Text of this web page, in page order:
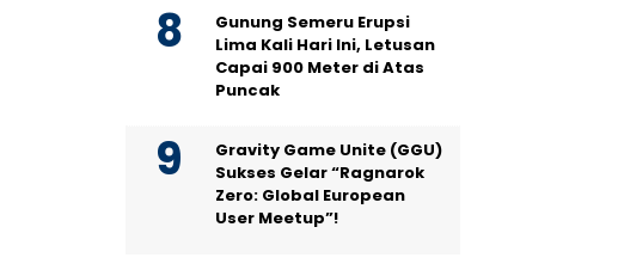
Gunung Semeru Erupsi
Lima Kali Hari Ini, Letusan
Capai 900 Meter di Atas
Puncak
Gravity Game Unite (GGU)
Sukses Gelar “Ragnarok
Zero: Global European
User Meetup”!